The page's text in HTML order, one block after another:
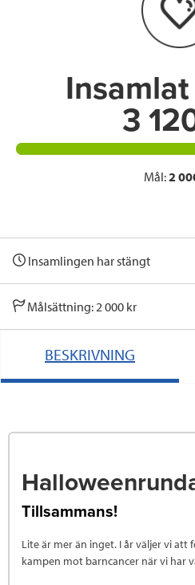
I
3
Mål:2
Insamlingen har stängt
Målsättning: 2 000 kr
BESKRIVNING
Tillsammans!
Lite är mer än inget. I år väljer vi att
kampen mot barncancer när vi har